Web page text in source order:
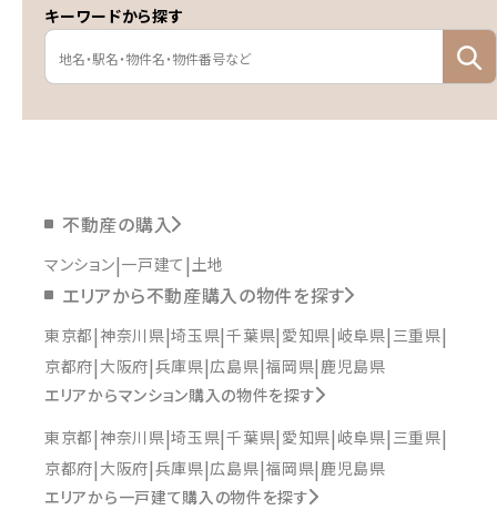
キーワードから探す
不動産の購入
マンション 一戸建て 土地
エリアから不動産購入の物件を探す
東京都 神奈川県 埼玉県 千葉県 愛知県 岐阜県 三重県
京都府 大阪府 兵庫県 広島県 福岡県 鹿児島県
エリアからマンション購入の物件を探す
東京都 神奈川県 埼玉県 千葉県 愛知県 岐阜県 三重県
京都府 大阪府 兵庫県 広島県 福岡県 鹿児島県
エリアから一戸建て購入の物件を探す